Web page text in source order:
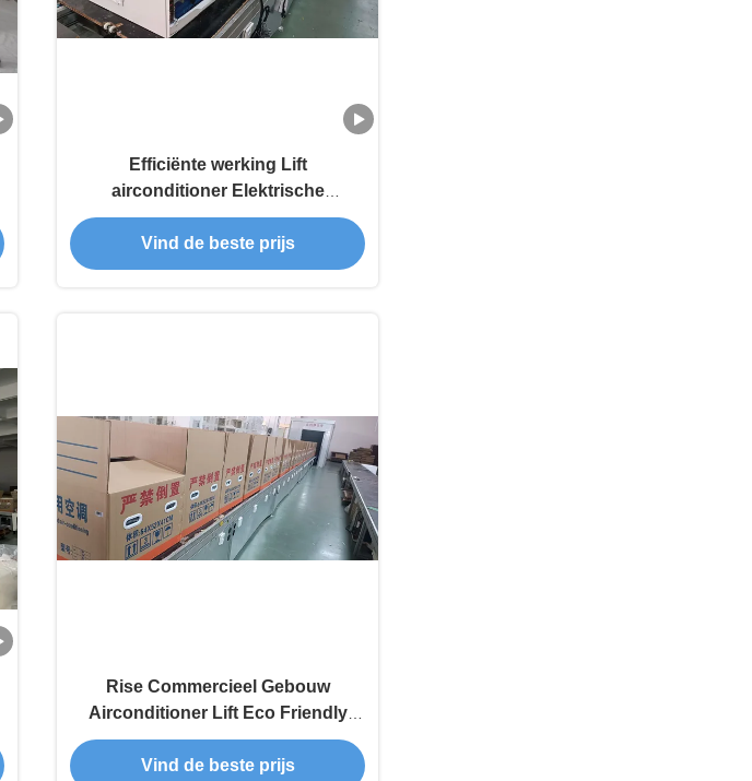
Efficiënte werking Lift
airconditioner Elektrische
besturing Commerciële
airconditioner
Vind de beste prijs
Rise Commercieel Gebouw
Airconditioner Lift Eco Friendly
Commercieel Airconditioner
Vind de beste prijs